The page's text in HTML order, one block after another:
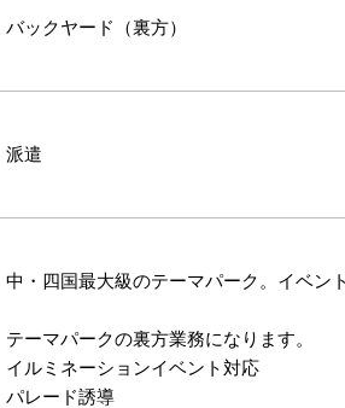
バックヤード（裏方）
派遣
中・四国最大級のテーマパーク。イベン
テーマパークの裏方業務になります。
イルミネーションイベント対応
パレード誘導